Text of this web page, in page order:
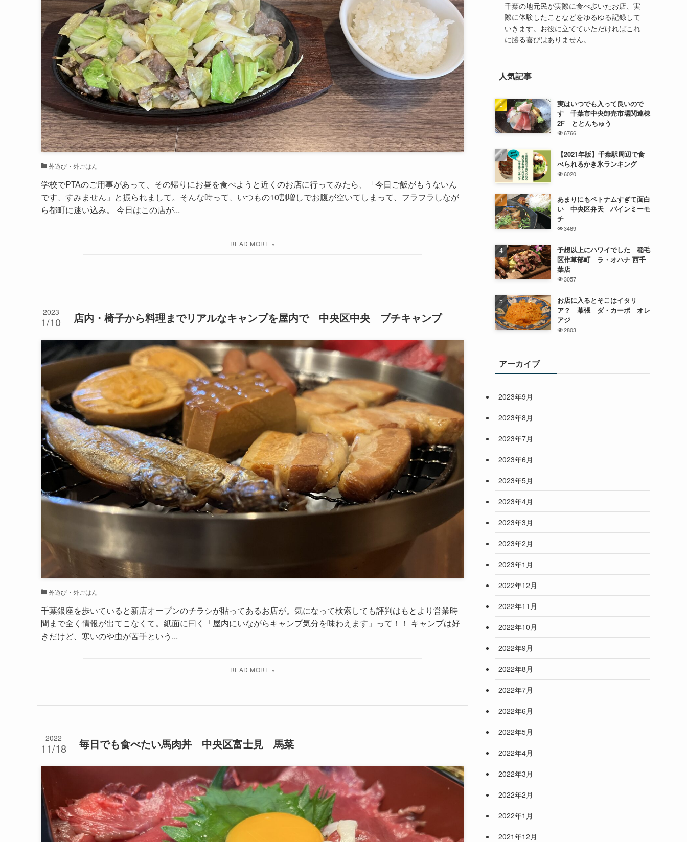
外遊び・外ごはん
学校でPTAのご用事があって、その帰りにお昼を食べようと近くのお店に行ってみたら、「今日ご飯がもうないん
です、すみません」と振られまして。そんな時って、いつもの10割増しでお腹が空いてしまって、フラフラしなが
ら都町に迷い込み。 今日はこの店が...
店内・椅子から料理までリアルなキャンプを屋内で 中央区中央 プチキャンプ
2023
1/10
外遊び・外ごはん
千葉銀座を歩いていると新店オープンのチラシが貼ってあるお店が。気になって検索しても評判はもとより営業時
間まで全く情報が出てこなくて。紙面に曰く「屋内にいながらキャンプ気分を味わえます」って！！ キャンプは好
きだけど、寒いのや虫が苦手という...
毎日でも食べたい馬肉丼 中央区富士見 馬菜
2022
11/18
千葉の地元民が実際に食べ歩いたお店、実
際に体験したことなどをゆるゆる記録して
いきます。お役に立てていただければこれ
に勝る喜びはありません。
人気記事
実はいつでも入って良いので
す 千葉市中央卸売市場関連棟
2F ととんちゅう
6766
【2021年版】千葉駅周辺で食
べられるかき氷ランキング
6020
あまりにもベトナムすぎて面白
い 中央区弁天 バインミーモ
チ
3469
予想以上にハワイでした 稲毛
区作草部町 ラ・オハナ 西千
葉店
3057
お店に入るとそこはイタリ
ア？ 幕張 ダ・カーポ オレ
アジ
2803
アーカイブ
2023年9月
2023年8月
2023年7月
2023年6月
2023年5月
2023年4月
2023年3月
2023年2月
2023年1月
2022年12月
2022年11月
2022年10月
2022年9月
2022年8月
2022年7月
2022年6月
2022年5月
2022年4月
2022年3月
2022年2月
2022年1月
2021年12月